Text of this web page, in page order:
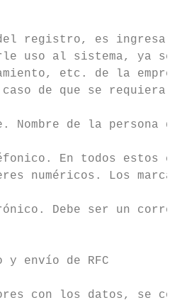
registro, es ingresar
uso al sistema, ya sea
etc. de la
de que se requiera.
Nombre de la persona
En todos estos
numéricos. Los
Debe ser un correo
envío de RFC
con los datos, se